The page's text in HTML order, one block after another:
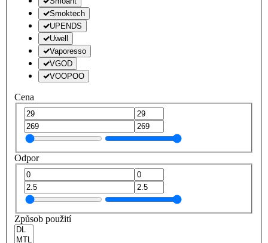
Smoktech
UPENDS
Uwell
Vaporesso
VGOD
VOOPOO
Cena
Odpor
Způsob použití